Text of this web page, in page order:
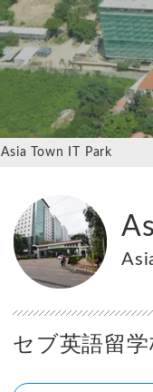
Asia Town IT Park
セブ英語留